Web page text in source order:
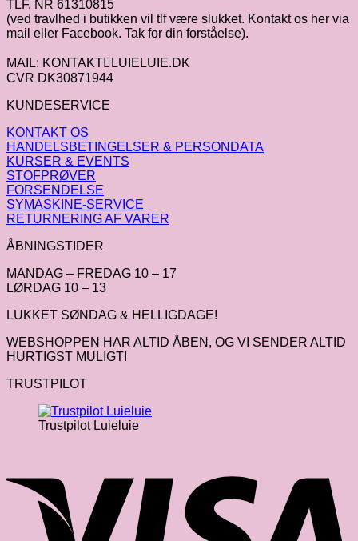
TLF. NR 61310815
(ved travlhed i butikken vil tlf være slukket. Kontakt os her via
mail eller Facebook. Tak for din forståelse).
MAIL: KONTAKTLUIELUIE.DK
CVR DK30871944
KUNDESERVICE
KONTAKT OS
HANDELSBETINGELSER & PERSONDATA
KURSER & EVENTS
STOFPRØVER
FORSENDELSE
SYMASKINE-SERVICE
RETURNERING AF VARER
ÅBNINGSTIDER
MANDAG – FREDAG 10 – 17
LØRDAG 10 – 13
LUKKET SØNDAG & HELLIGDAGE!
WEBSHOPPEN HAR ALTID ÅBEN, OG VI SENDER ALTID
HURTIGST MULIGT!
TRUSTPILOT
Trustpilot Luieluie